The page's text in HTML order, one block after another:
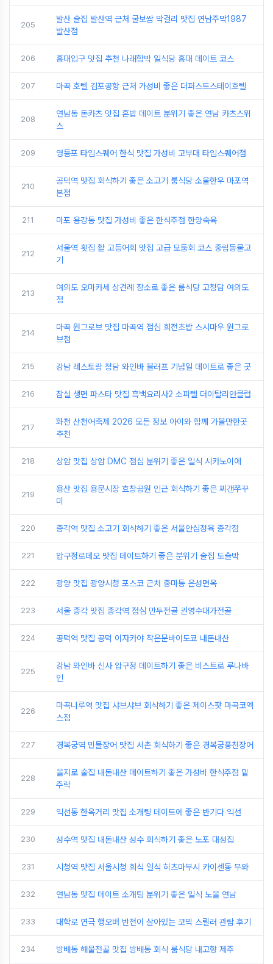
205
발산 술집 발산역 근처 굴보쌈 막걸리 맛집 연남주막1987
발산점
206 홍대입구 맛집 추천 나래함박 일식당 홍대 데이트 코스
207 마곡 호텔 김포공항 근처 가성비 좋은 더퍼스트스테이호텔
208
연남동 돈카츠 맛집 혼밥 데이트 분위기 좋은 연남 카츠스위
스
209 영등포 타임스퀘어 한식 맛집 가성비 고부대 타임스퀘어점
210
공덕역 맛집 회식하기 좋은 소고기 룸식당 소울한우 마포역
본점
211 마포 용강동 맛집 가성비 좋은 한식주점 한양숙육
212
서울역 횟집 활 고등어회 맛집 고급 모둠회 코스 중림동물고
기
213
여의도 오마카세 상견례 장소로 좋은 룸식당 고청담 여의도
점
214
마곡 원그로브 맛집 마곡역 점심 회전초밥 스시마우 원그로
브점
215 강남 레스토랑 청담 와인바 블러프 기념일 데이트로 좋은 곳
216 잠실 생면 파스타 맛집 흑백요리사2 소피텔 더이탈리안클럽
217
화천 산천어축제 2026 모든 정보 아이와 함께 가볼만한곳
추천
218 상암 맛집 상암 DMC 점심 분위기 좋은 일식 시카노이에
219
용산 맛집 용문시장 효창공원 인근 회식하기 좋은 찌갠쭈꾸
미
220 종각역 맛집 소고기 회식하기 좋은 서울안심정육 종각점
221 압구정로데오 맛집 데이트하기 좋은 분위기 술집 도슬박
222 광양 맛집 광양시청 포스코 근처 중마동 은성면옥
223 서울 종각 맛집 종각역 점심 만두전골 권영수대가전골
224 공덕역 맛집 공덕 이자카야 작은문바이도쿄 내돈내산
225
강남 와인바 신사 압구정 데이트하기 좋은 비스트로 루나바
인
226
마곡나루역 맛집 샤브샤브 회식하기 좋은 제이스팟 마곡코엑
스점
227 경복궁역 민물장어 맛집 서촌 회식하기 좋은 경복궁풍천장어
228
을지로 술집 내돈내산 데이트하기 좋은 가성비 한식주점 밑
주락
229 익선동 한옥거리 맛집 소개팅 데이트에 좋은 반기다 익선
230 성수역 맛집 내돈내산 성수 회식하기 좋은 노포 대성집
231 시청역 맛집 서울시청 회식 일식 히츠마부시 카이센동 무와
232 연남동 맛집 데이트 소개팅 분위기 좋은 일식 노을 연남
233 대학로 연극 행오버 반전이 살아있는 코믹 스릴러 관람 후기
234 방배동 해물전골 맛집 방배동 회식 룸식당 내고향 제주